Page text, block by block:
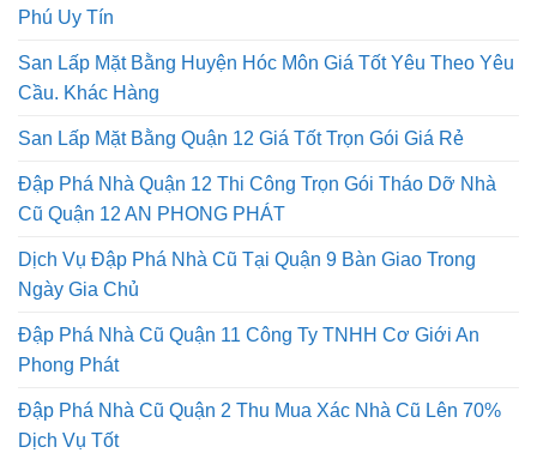
Phú Uy Tín
San Lấp Mặt Bằng Huyện Hóc Môn Giá Tốt Yêu Theo Yêu
Cầu. Khác Hàng
San Lấp Mặt Bằng Quận 12 Giá Tốt Trọn Gói Giá Rẻ
Đập Phá Nhà Quận 12 Thi Công Trọn Gói Tháo Dỡ Nhà
Cũ Quận 12 AN PHONG PHÁT
Dịch Vụ Đập Phá Nhà Cũ Tại Quận 9 Bàn Giao Trong
Ngày Gia Chủ
Đập Phá Nhà Cũ Quận 11 Công Ty TNHH Cơ Giới An
Phong Phát
Đập Phá Nhà Cũ Quận 2 Thu Mua Xác Nhà Cũ Lên 70%
Dịch Vụ Tốt